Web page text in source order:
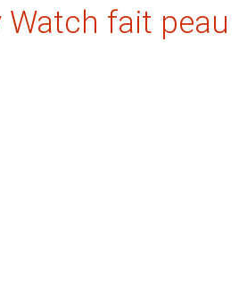
Watch fait peau